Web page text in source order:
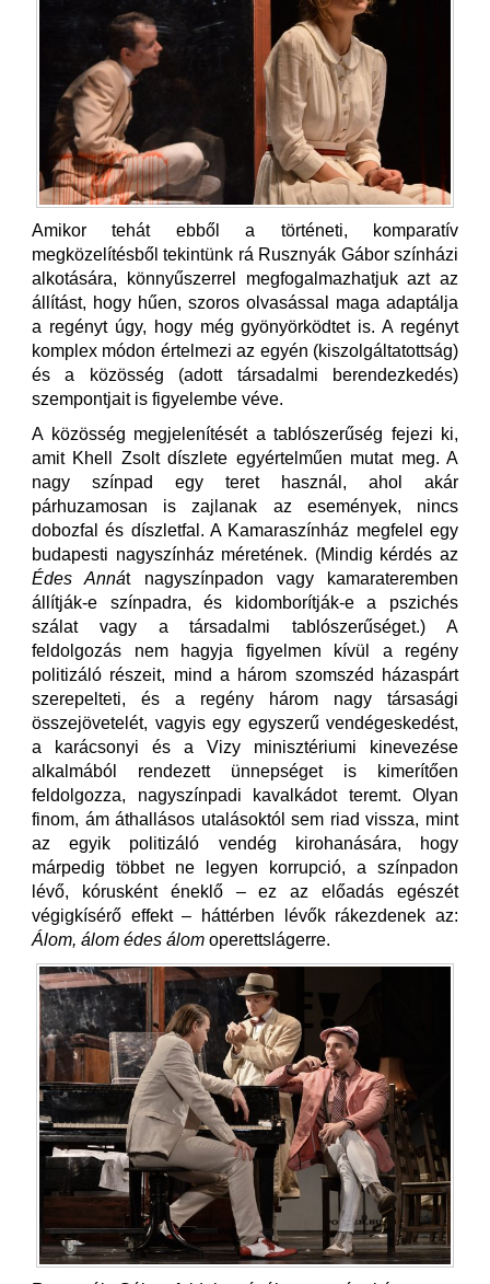
Amikor tehát ebből a történeti, komparatív
megközelítésből tekintünk rá Rusznyák Gábor színházi
alkotására, könnyűszerrel megfogalmazhatjuk azt az
állítást, hogy hűen, szoros olvasással maga adaptálja
a regényt úgy, hogy még gyönyörködtet is. A regényt
komplex módon értelmezi az egyén (kiszolgáltatottság)
és a közösség (adott társadalmi berendezkedés)
szempontjait is figyelembe véve.
A közösség megjelenítését a tablószerűség fejezi ki,
amit Khell Zsolt díszlete egyértelműen mutat meg. A
nagy színpad egy teret használ, ahol akár
párhuzamosan is zajlanak az események, nincs
dobozfal és díszletfal. A Kamaraszínház megfelel egy
budapesti nagyszínház méretének. (Mindig kérdés az
Édes Annát nagyszínpadon vagy kamarateremben
állítják-e színpadra, és kidomborítják-e a pszichés
szálat vagy a társadalmi tablószerűséget.) A
feldolgozás nem hagyja figyelmen kívül a regény
politizáló részeit, mind a három szomszéd házaspárt
szerepelteti, és a regény három nagy társasági
összejövetelét, vagyis egy egyszerű vendégeskedést,
a karácsonyi és a Vizy minisztériumi kinevezése
alkalmából rendezett ünnepséget is kimerítően
feldolgozza, nagyszínpadi kavalkádot teremt. Olyan
finom, ám áthallásos utalásoktól sem riad vissza, mint
az egyik politizáló vendég kirohanására, hogy
márpedig többet ne legyen korrupció, a színpadon
lévő, kórusként éneklő – ez az előadás egészét
végigkísérő effekt – háttérben lévők rákezdenek az:
Álom, álom édes álom operettslágerre.